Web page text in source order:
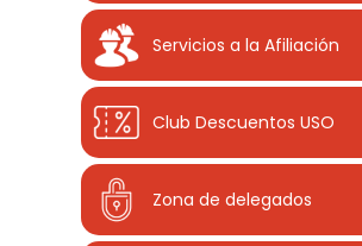
Servicios a la Afiliación
Club Descuentos USO
Zona de delegados